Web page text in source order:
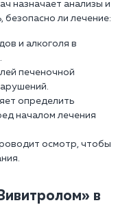
назначает анализы и
ли лечение:
и алкоголя в
печеночной
определить
началом лечения
осмотр, чтобы
в